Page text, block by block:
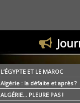
L’ÉGYPTE ET LE MAROC
Algérie : la défaite et après ?
ALGÉRIE… PLEURE PAS !